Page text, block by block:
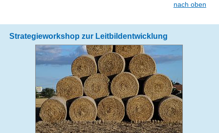
nach oben
Strategieworkshop zur Leitbildentwicklung